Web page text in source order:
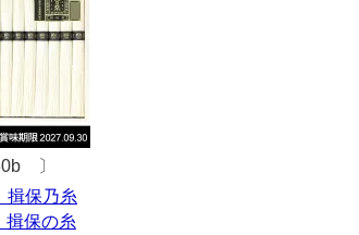
〕
揖保乃糸
保の糸